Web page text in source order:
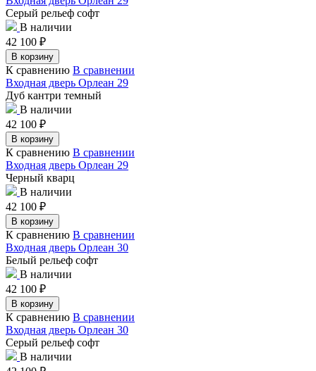
Серый рельеф софт
В наличии
42 100 ₽
В корзину
К сравнению В сравнении
Входная дверь Орлеан 29
Дуб кантри темный
В наличии
42 100 ₽
В корзину
К сравнению В сравнении
Входная дверь Орлеан 29
Черный кварц
В наличии
42 100 ₽
В корзину
К сравнению В сравнении
Входная дверь Орлеан 30
Белый рельеф софт
В наличии
42 100 ₽
В корзину
К сравнению В сравнении
Входная дверь Орлеан 30
Серый рельеф софт
В наличии